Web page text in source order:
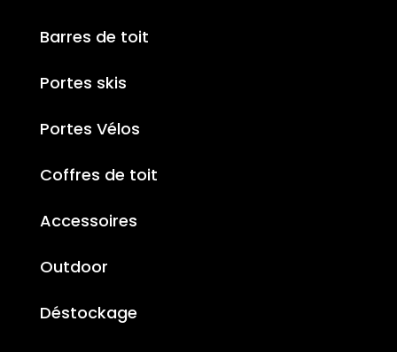
Barres de toit
Portes skis
Portes Vélos
Coffres de toit
Accessoires
Outdoor
Déstockage